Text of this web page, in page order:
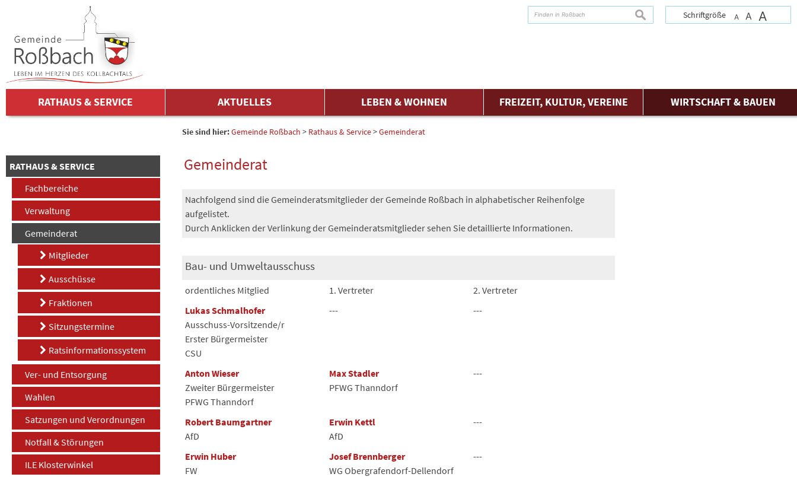
zur Navigation
Schriftgröße A A A
suchen
RATHAUS & SERVICE AKTUELLES LEBEN & WOHNEN FREIZEIT, KULTUR, VEREINE WIRTSCHAFT & BAUEN
RATHAUS & SERVICE
Fachbereiche
Verwaltung
Gemeinderat
Mitglieder
Ausschüsse
Fraktionen
Sitzungstermine
Ratsinformationssystem
Ver- und Entsorgung
Wahlen
Satzungen und Verordnungen
Notfall & Störungen
ILE Klosterwinkel
Sie sind hier:Gemeinde Roßbach > Rathaus & Service>Gemeinderat
Gemeinderat
Nachfolgend sind die Gemeinderatsmitglieder der Gemeinde Roßbach in alphabetischer Reihenfolge
aufgelistet.
Durch Anklicken der Verlinkung der Gemeinderatsmitglieder sehen Sie detaillierte Informationen.
Bau- und Umweltausschuss
ordentliches Mitglied 1. Vertreter
2. Vertreter
Lukas Schmalhofer
Ausschuss-Vorsitzende/r
Erster Bürgermeister
CSU
--- ---
Anton Wieser
Zweiter Bürgermeister
PFWG Thanndorf
Max Stadler
PFWG Thanndorf
---
Robert Baumgartner
AfD
Erwin Kettl
AfD
---
Erwin Huber
FW
Josef Brennberger
WG Obergrafendorf-Dellendorf
---